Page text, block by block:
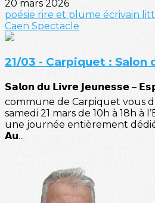
20 mars 2026
poésie rire et plume écrivain
Caen Spectacle
21/03 - Carpiquet : Salon
𝗦𝗮𝗹𝗼𝗻 𝗱𝘂 𝗟𝗶𝘃𝗿𝗲 𝗝𝗲𝘂𝗻𝗲𝘀𝘀𝗲 –
commune de Carpiquet vous
samedi 21 mars de 10h à 18h à
une journée entièrement
𝗔𝘂...